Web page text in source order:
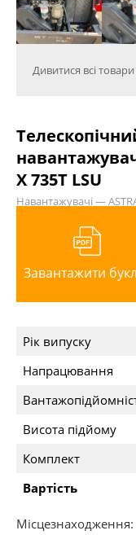
Дивитися всі
X 735T LSU
Навантажувачі —
Завантажити
Рік випуску
Напрацювання
Висота підйому
Комплект
Вартість